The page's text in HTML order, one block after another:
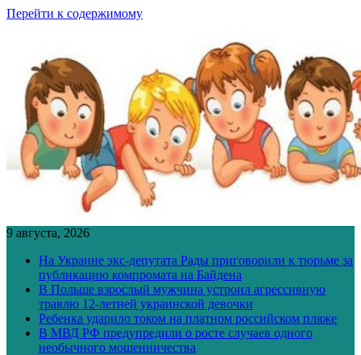
Перейти к содержимому
9 августа, 2026
На Украине экс-депутата Рады приговорили к тюрьме за
публикацию компромата на Байдена
В Польше взрослый мужчина устроил агрессивную
травлю 12-летней украинской девочки
Ребенка ударило током на платном российском пляже
В МВД РФ предупредили о росте случаев одного
необычного мошенничества